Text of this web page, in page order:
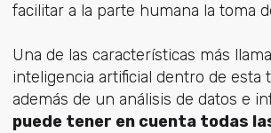
facilitar a la parte humana la toma
Una de las características más
inteligencia artificial dentro de esta
además de un análisis de datos e
puede tener en cuenta todas